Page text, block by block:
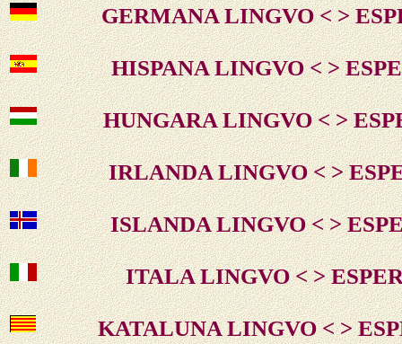
GERMANA LINGVO < >
HISPANA LINGVO < >
HUNGARA LINGVO < >
IRLANDA LINGVO < >
ISLANDA LINGVO < >
ITALA LINGVO < >
KATALUNA LINGVO < >